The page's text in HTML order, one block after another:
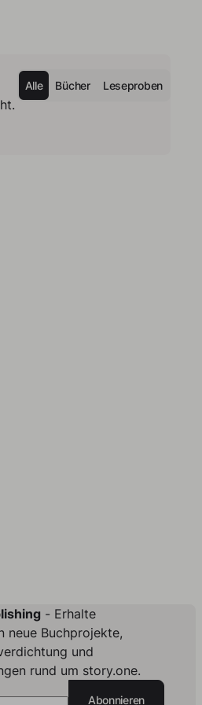
Alle Bücher Leseproben
- Erhalte
neue Buchprojekte,
und
rund um story.one.
Abonnieren